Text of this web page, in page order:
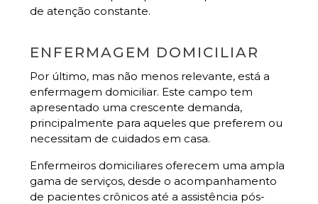
de atenção constante.
ENFERMAGEM DOMICILIAR
Por último, mas não menos relevante, está a
enfermagem domiciliar. Este campo tem
apresentado uma crescente demanda,
principalmente para aqueles que preferem ou
necessitam de cuidados em casa.
Enfermeiros domiciliares oferecem uma ampla
gama de serviços, desde o acompanhamento
de pacientes crônicos até a assistência pós-